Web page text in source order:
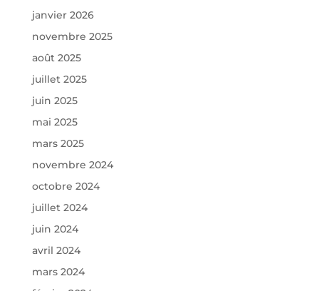
janvier 2026
novembre 2025
août 2025
juillet 2025
juin 2025
mai 2025
mars 2025
novembre 2024
octobre 2024
juillet 2024
juin 2024
avril 2024
mars 2024